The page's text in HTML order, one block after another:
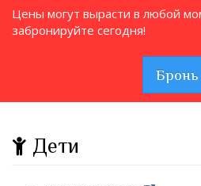
Цены могут вырасти в любой
забронируйте сегодня!
Бронь
Дети